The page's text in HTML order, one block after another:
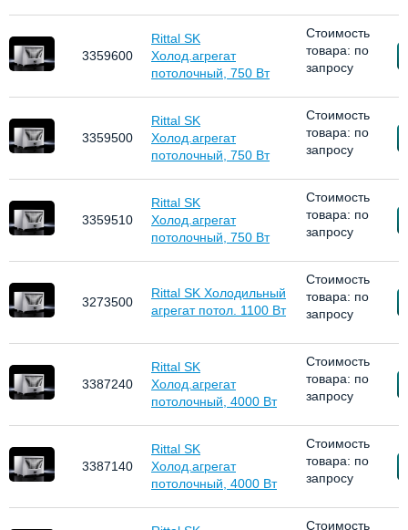
3359600
Rittal SK
Холод.агрегат
потолочный, 750 Вт
Стоимость
товара: по
запросу
3359500
Rittal SK
Холод.агрегат
потолочный, 750 Вт
Стоимость
товара: по
запросу
3359510
Rittal SK
Холод.агрегат
потолочный, 750 Вт
Стоимость
товара: по
запросу
3273500
Rittal SK Холодильный
агрегат потол. 1100 Вт
Стоимость
товара: по
запросу
3387240
Rittal SK
Холод.агрегат
потолочный, 4000 Вт
Стоимость
товара: по
запросу
3387140
Rittal SK
Холод.агрегат
потолочный, 4000 Вт
Стоимость
товара: по
запросу
Стоимость